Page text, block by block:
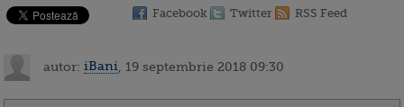
Facebook Twitter RSS Feed
autor: iBani , 19 septembrie 2018 09:30